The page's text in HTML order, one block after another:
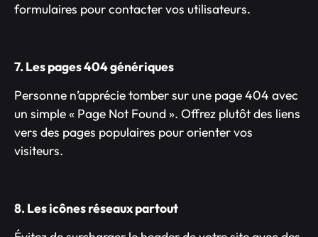
formulaires pour contacter vos utilisateurs.
7. Les pages 404 génériques
Personne n’apprécie tomber sur une page 404 avec
un simple « Page Not Found ». Offrez plutôt des liens
vers des pages populaires pour orienter vos
visiteurs.
8. Les icônes réseaux partout